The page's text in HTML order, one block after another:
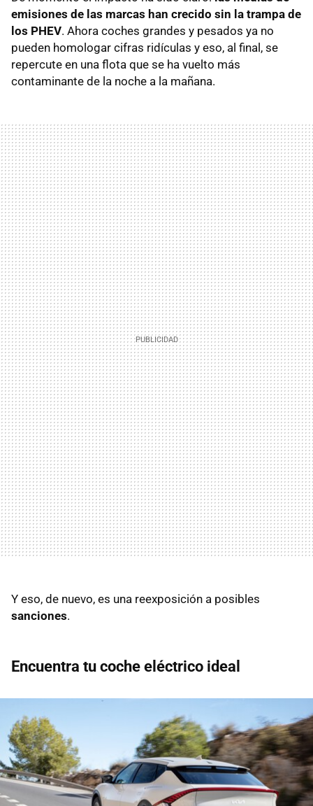
emisiones de las marcas han crecido sin la trampa de
los PHEV. Ahora coches grandes y pesados ya no
pueden homologar cifras ridículas y eso, al final, se
repercute en una flota que se ha vuelto más
contaminante de la noche a la mañana.
Y eso, de nuevo, es una reexposición a posibles
sanciones.
Encuentra tu coche eléctrico ideal